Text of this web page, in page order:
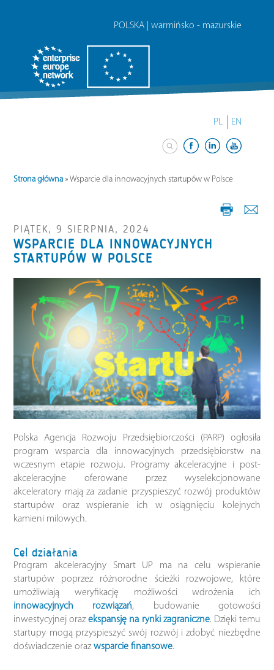
POLSKA | warmińsko - mazurskie
PL EN
Strona główna »Wsparcie dla innowacyjnych startupów w Polsce
PIĄTEK, 9 SIERPNIA, 2024
WSPARCIE DLA INNOWACYJNYCH
STARTUPÓW W POLSCE
Polska Agencja Rozwoju Przedsiębiorczości (PARP) ogłosiła
program wsparcia dla innowacyjnych przedsiębiorstw na
wczesnym etapie rozwoju. Programy akceleracyjne i post-
akceleracyjne oferowane przez wyselekcjonowane
akceleratory mają za zadanie przyspieszyć rozwój produktów
startupów oraz wspieranie ich w osiągnięciu kolejnych
kamieni milowych.
Cel działania
Program akceleracyjny Smart UP ma na celu wspieranie
startupów poprzez różnorodne ścieżki rozwojowe, które
umożliwiają weryfikację możliwości wdrożenia ich
innowacyjnych rozwiązań, budowanie gotowości
inwestycyjnej orazekspansję na rynki zagraniczne. Dzięki temu
startupy mogą przyspieszyć swój rozwój i zdobyć niezbędne
doświadczenie orazwsparcie finansowe.